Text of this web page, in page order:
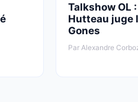
Talkshow OL
Hutteau juge
Gones
Par Alexandre